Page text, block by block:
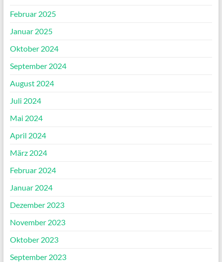
Februar 2025
Januar 2025
Oktober 2024
September 2024
August 2024
Juli 2024
Mai 2024
April 2024
März 2024
Februar 2024
Januar 2024
Dezember 2023
November 2023
Oktober 2023
September 2023